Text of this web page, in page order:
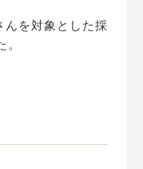
を対象とした採